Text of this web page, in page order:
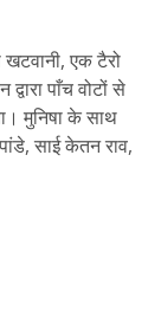
खटवानी, एक टैरो
पाँच वोटों से
मुनिषा के साथ
साई केतन राव,